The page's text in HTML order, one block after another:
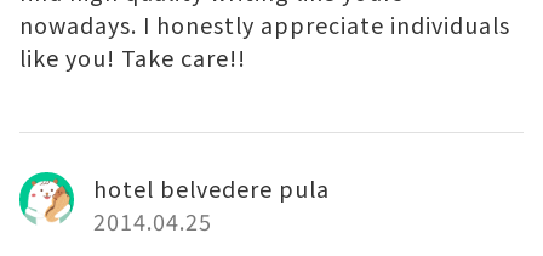
nowadays. I honestly appreciate individuals
like you! Take care!!
hotel belvedere pula
2014.04.25